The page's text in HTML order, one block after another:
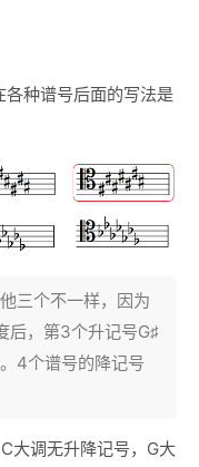
种谱号后面的写法是
三个不一样，因为
后，第3个升记号G♯
4个谱号的降记号
大调无升降记号，G大